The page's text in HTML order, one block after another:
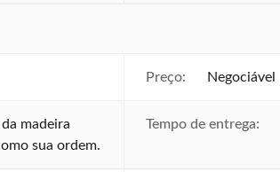
Preço: Negociável
madeira
sua ordem.
Tempo de entrega: